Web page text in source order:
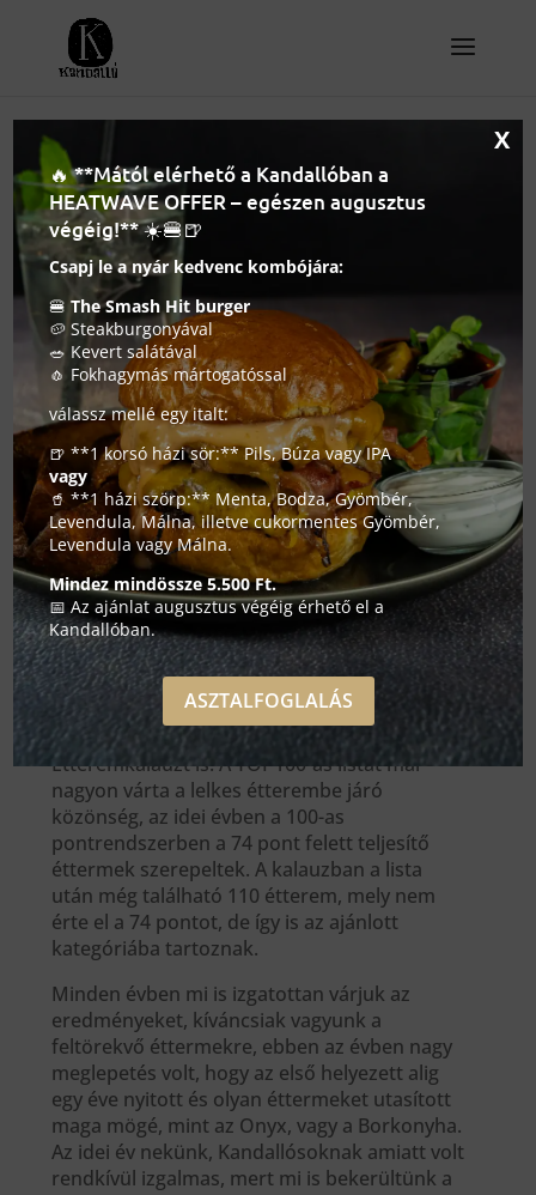
A Kandalló Pub a
TOP100 étterem között
2019. április 2.
2019. február 25-én a Várkert bazárban az Év
Étterme Díjátadó Gála keretében kihirdették
a TOP10 magyar éttermet, illetve közzétették
a Volkswagen-Dining Guide TOP100
Étteremkalauzt is. A TOP100-as listát már
nagyon várta a lelkes étterembe járó
közönség, az idei évben a 100-as
pontrendszerben a 74 pont felett teljesítő
éttermek szerepeltek. A kalauzban a lista
után még található 110 étterem, mely nem
érte el a 74 pontot, de így is az ajánlott
kategóriába tartoznak.
Minden évben mi is izgatottan várjuk az
eredményeket, kíváncsiak vagyunk a
feltörekvő éttermekre, ebben az évben nagy
meglepetés volt, hogy az első helyezett alig
egy éve nyitott és olyan éttermeket utasított
maga mögé, mint az Onyx, vagy a Borkonyha.
Az idei év nekünk, Kandallósoknak amiatt volt
rendkívül izgalmas, mert mi is bekerültünk a
🔥 **Mától elérhető a Kandallóban a
HEATWAVE OFFER – egészen augusztus
végéig!** ☀️🍔🍺
Csapj le a nyár kedvenc kombójára:
🍔The Smash Hit burger
🥔 Steakburgonyával
🥗 Kevert salátával
🧄 Fokhagymás mártogatóssal
válassz mellé egy italt:
🍺 **1 korsó házi sör:** Pils, Búza vagy IPA
vagy
🥤 **1 házi szörp:** Menta, Bodza, Gyömbér,
Levendula, Málna, illetve cukormentes Gyömbér,
Levendula vagy Málna.
Mindez mindössze 5.500 Ft.
📅 Az ajánlat augusztus végéig érhető el a
Kandallóban.
ASZTALFOGLALÁS
X